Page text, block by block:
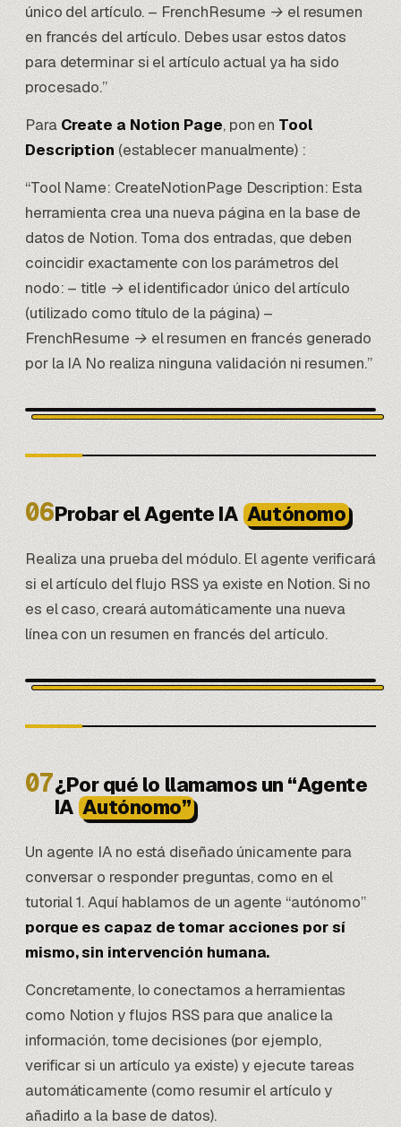
único del artículo. – FrenchResume → el resumen
en francés del artículo. Debes usar estos datos
para determinar si el artículo actual ya ha sido
procesado.”
ParaCreate a Notion Page, pon en Tool
Description (establecer manualmente) :
“Tool Name: CreateNotionPage Description: Esta
herramienta crea una nueva página en la base de
datos de Notion. Toma dos entradas, que deben
coincidir exactamente con los parámetros del
nodo: – title → el identificador único del artículo
(utilizado como título de la página) –
FrenchResume → el resumen en francés generado
por la IA No realiza ninguna validación ni resumen.”
06Probar el Agente IA Autónomo
Realiza una prueba del módulo. El agente verificará
si el artículo del flujo RSS ya existe en Notion. Si no
es el caso, creará automáticamente una nueva
línea con un resumen en francés del artículo.
07¿Por qué lo llamamos un “Agente
IA Autónomo”
Un agente IA no está diseñado únicamente para
conversar o responder preguntas, como en el
tutorial 1. Aquí hablamos de un agente “autónomo”
porque es capaz de tomar acciones por sí
mismo, sin intervención humana.
Concretamente, lo conectamos a herramientas
como Notion y flujos RSS para que analice la
información, tome decisiones (por ejemplo,
verificar si un artículo ya existe) y ejecute tareas
automáticamente (como resumir el artículo y
añadirlo a la base de datos).